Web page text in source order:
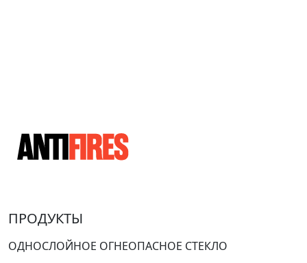
ПРОДУКТЫ
ОДНОСЛОЙНОЕ ОГНЕОПАСНОЕ СТЕКЛО